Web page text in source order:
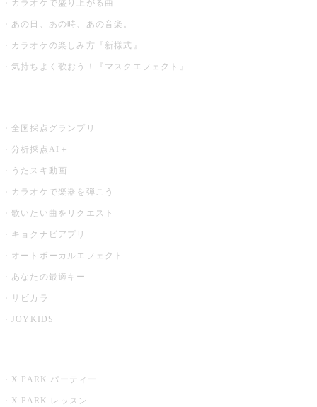
カラオケで盛り上がる曲
あの日、あの時、あの音楽。
カラオケの楽しみ方『新様式』
気持ちよく歌おう！『マスクエフェクト』
全国採点グランプリ
分析採点AI＋
うたスキ動画
カラオケで楽器を弾こう
歌いたい曲をリクエスト
キョクナビアプリ
オートボーカルエフェクト
あなたの最適キー
サビカラ
JOYKIDS
X PARK パーティー
X PARK レッスン